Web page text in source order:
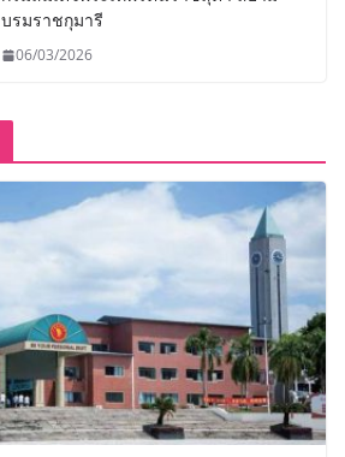
บรมราชกุมารี
06/03/2026